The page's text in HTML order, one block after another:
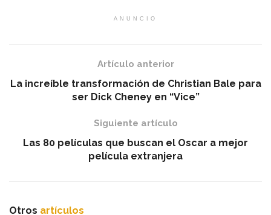
ANUNCIO
Artículo anterior
La increíble transformación de Christian Bale para
ser Dick Cheney en “Vice”
Siguiente artículo
Las 80 películas que buscan el Oscar a mejor
película extranjera
Otros artículos